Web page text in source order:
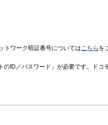
トワーク暗証番号についてはこちら を
のID／パスワード」が必要です。ドコ